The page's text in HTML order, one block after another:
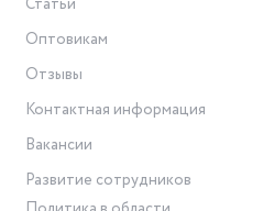
Статьи
Оптовикам
Отзывы
Контактная информация
Вакансии
Развитие сотрудников